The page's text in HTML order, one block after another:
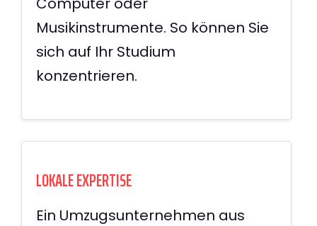
Musikinstrumente. So können Sie
sich auf Ihr Studium
konzentrieren.
LOKALE EXPERTISE
Ein Umzugsunternehmen aus